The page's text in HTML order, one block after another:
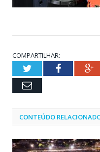
COMPARTILHAR:
TwitterFacebook
Email
CONTEÚDO